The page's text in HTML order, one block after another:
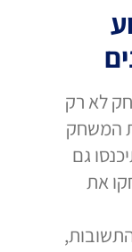
לא רק
המשחק
גם
את